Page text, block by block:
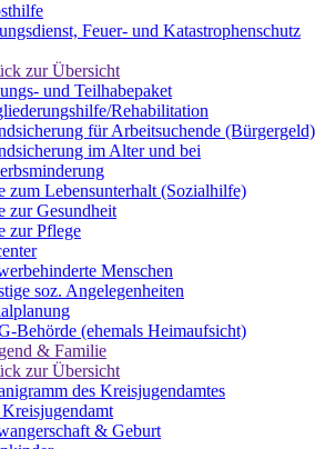
Feuer- und Katastrophenschutz
zur Übersicht
und Teilhabepaket
Rehabilitation
für Arbeitsuchende (Bürgergeld)
im Alter und bei
zum Lebensunterhalt (Sozialhilfe)
zur Gesundheit
zur Pflege
Menschen
soz. Angelegenheiten
Behörde (ehemals Heimaufsicht)
& Familie
zur Übersicht
des Kreisjugendamtes
& Geburt